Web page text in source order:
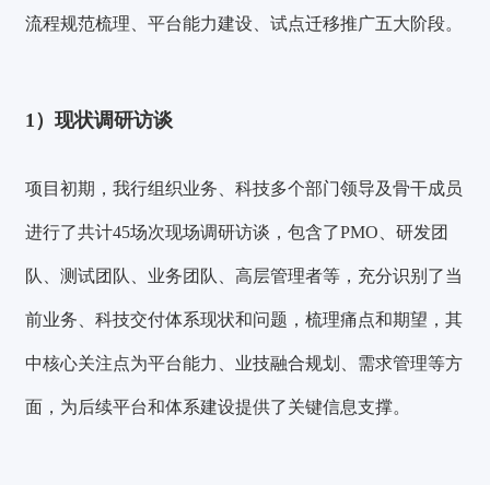
流程规范梳理、平台能力建设、试点迁移推广五大阶段。
1）现状调研访谈
项目初期，我行组织业务、科技多个部门领导及骨干成员
进行了共计45场次现场调研访谈 ，包含了PMO、研发团
队、测试团队、业务团队、高层管理者等，充分识别了当
前业务、科技交付体系现状和问题，梳理痛点和期望，其
中核心关注点为平台能力、业技融合规划、需求管理等方
面，为后续平台和体系建设提供了关键信息支撑。